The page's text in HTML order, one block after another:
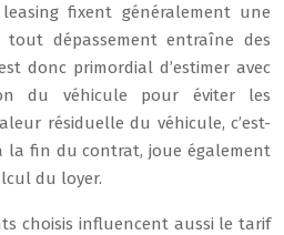
fixent généralement une
dépassement entraîne des
donc primordial d’estimer avec
du véhicule pour éviter les
résiduelle du véhicule, c’est-
la fin du contrat, joue également
du loyer.
choisis influencent aussi le tarif